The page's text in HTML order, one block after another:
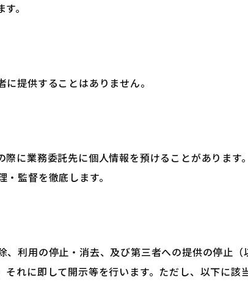
。
提供することはありません。
に業務委託先に個人情報を預けることがあります
監督を徹底します。
利用の停止・消去、及び第三者への提供の停止（
れに即して開示等を行います。ただし、以下に該